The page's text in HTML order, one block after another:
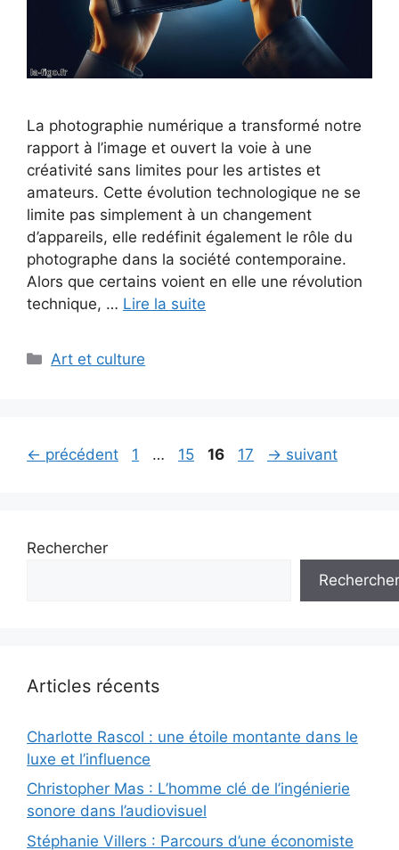
La photographie numérique a transformé notre
rapport à l’image et ouvert la voie à une
créativité sans limites pour les artistes et
amateurs. Cette évolution technologique ne se
limite pas simplement à un changement
d’appareils, elle redéfinit également le rôle du
photographe dans la société contemporaine.
Alors que certains voient en elle une révolution
technique, … Lire la suite
Catégories
Art et culture
← précédent Page
1 … Page
15 Page
16 Page
17 → suivant
Rechercher
Rechercher
Articles récents
Charlotte Rascol : une étoile montante dans le
luxe et l’influence
Christopher Mas : L’homme clé de l’ingénierie
sonore dans l’audiovisuel
Stéphanie Villers : Parcours d’une économiste